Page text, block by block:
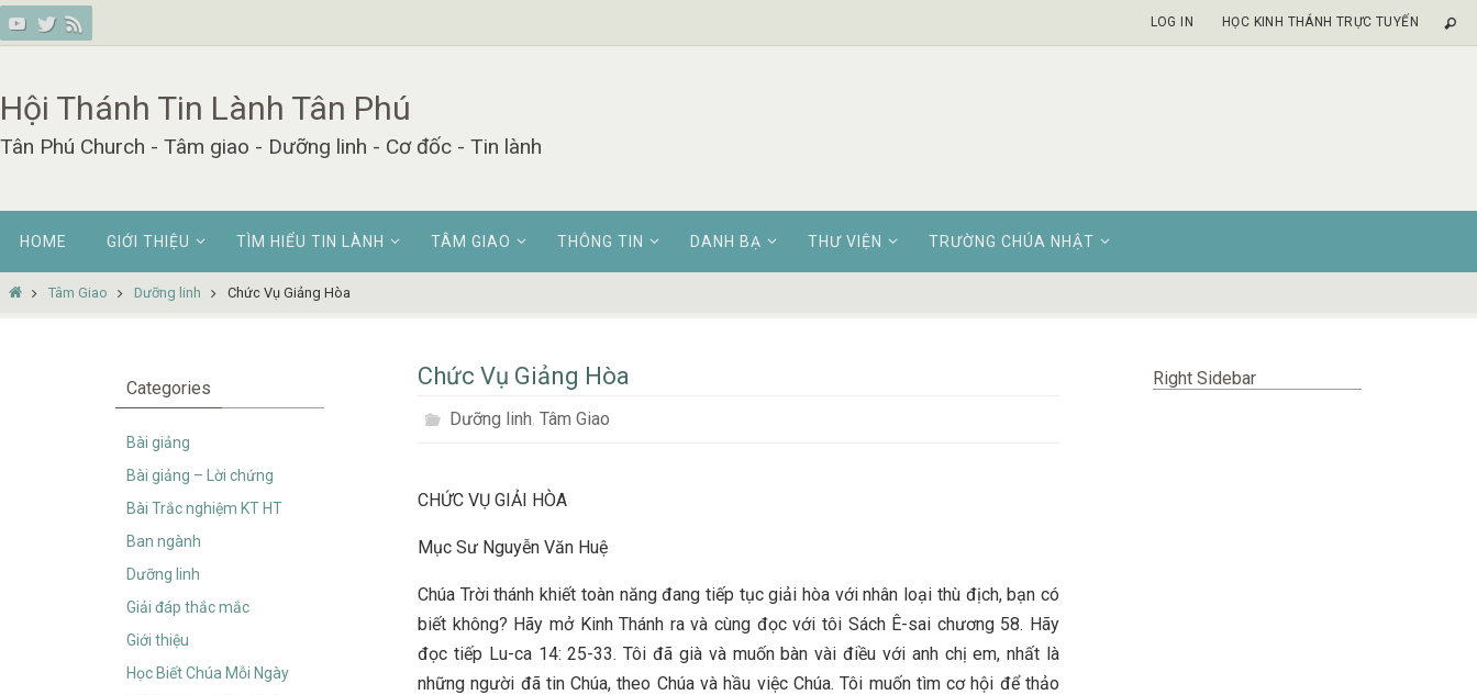
Skip
to
LOG IN HỌC KINH THÁNH TRỰC TUYẾN
Hội Thánh Tin Lành Tân Phú
Tân Phú Church - Tâm giao - Dưỡng linh - Cơ đốc - Tin lành
content
HOME GIỚI THIỆU TÌM HIỂU TIN LÀNH TÂM GIAO THÔNG TIN DANH BẠ THƯ VIỆN TRƯỜNG CHÚA NHẬT
HomeTâm Giao Dưỡng linh Chức Vụ Giảng Hòa
Chức Vụ Giảng Hòa
Dưỡng linh, Tâm Giao
CHỨC VỤ GIẢI HÒA
Mục Sư Nguyễn Văn Huệ
Chúa Trời thánh khiết toàn năng đang tiếp tục giải hòa với nhân loại thù địch, bạn có
biết không? Hãy mở Kinh Thánh ra và cùng đọc với tôi Sách Ê-sai chương 58. Hãy
đọc tiếp Lu-ca 14: 25-33. Tôi đã già và muốn bàn vài điều với anh chị em, nhất là
những người đã tin Chúa, theo Chúa và hầu việc Chúa. Tôi muốn tìm cơ hội để thảo
Categories
Bài giảng
Bài giảng – Lời chứng
Bài Trắc nghiệm KT HT
Ban ngành
Dưỡng linh
Giải đáp thắc mắc
Giới thiệu
Học Biết Chúa Mỗi Ngày
Right Sidebar